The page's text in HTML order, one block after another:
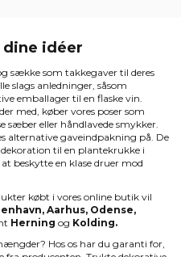
dine idéer
sække som takkegaver til deres
slags anledninger, såsom
emballager til en flaske vin.
med, køber vores poser som
sæber eller håndlavede smykker.
alternative gaveindpakning på. De
til en plantekrukke i
beskytte en klase druer mod
købt i vores online butik vil
Aarhus, Odense,
Herning og Kolding.
Hos os har du garanti for,